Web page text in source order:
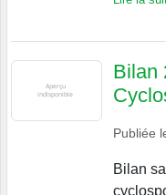
Bilan
Publiée
Bilan